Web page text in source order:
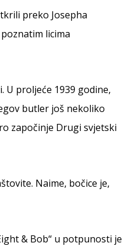
preko Josepha
licima
U proljeće 1939 godine,
butler još nekoliko
započinje Drugi svjetski
Naime, bočice je,
& Bob“ u potpunosti je